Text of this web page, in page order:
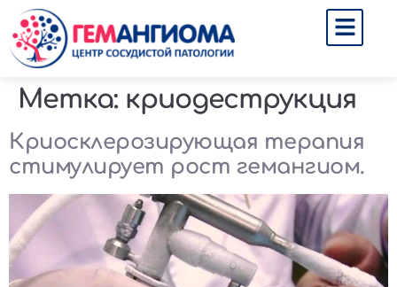
Метка: криодеструкция
Криосклерозирующая терапия
стимулирует рост гемангиом.